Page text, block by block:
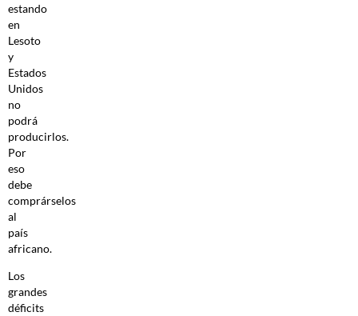
estando
en
Lesoto
y
Estados
Unidos
no
podrá
producirlos.
Por
eso
debe
comprárselos
al
país
africano.
Los
grandes
déficits